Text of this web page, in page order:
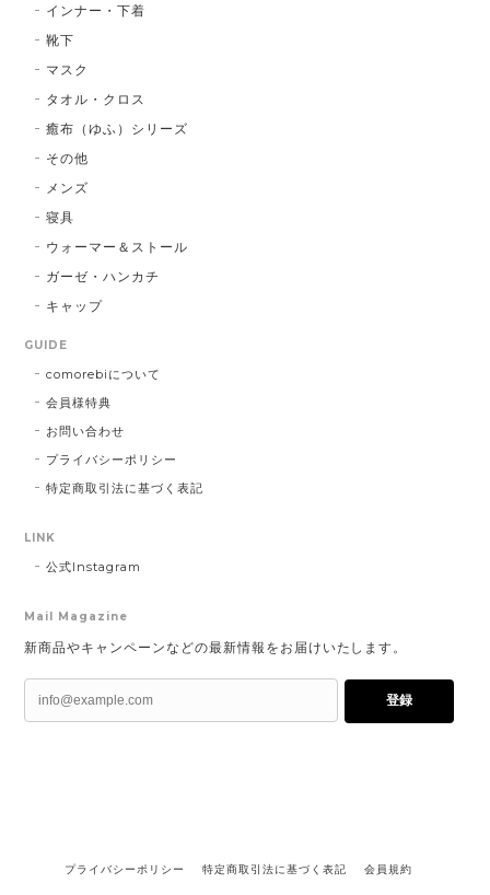
インナー・下着
靴下
マスク
タオル・クロス
癒布（ゆふ）シリーズ
その他
メンズ
寝具
ウォーマー＆ストール
ガーゼ・ハンカチ
キャップ
GUIDE
comorebiについて
会員様特典
お問い合わせ
プライバシーポリシー
特定商取引法に基づく表記
LINK
公式Instagram
Mail Magazine
新商品やキャンペーンなどの最新情報をお届けいたします。
登録
プライバシーポリシー 特定商取引法に基づく表記 会員規約